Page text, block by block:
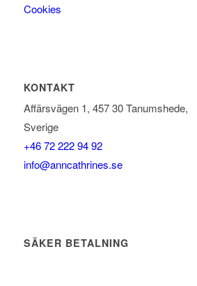
Cookies
KONTAKT
Affärsvägen 1, 457 30 Tanumshede,
Sverige
+46 72 222 94 92
info@anncathrines.se
SÄKER BETALNING